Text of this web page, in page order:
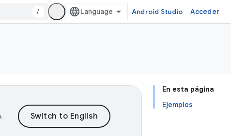
/ Android Studio Acceder
En esta página
Ejemplos